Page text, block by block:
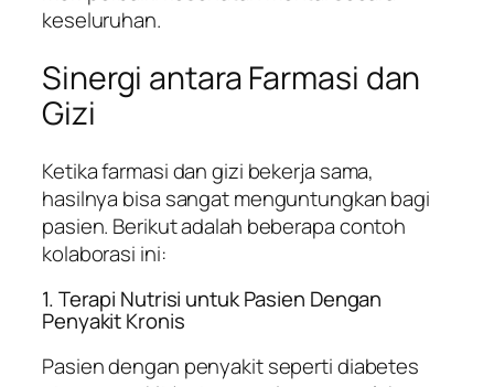
keseluruhan.
Sinergi antara Farmasi dan
Gizi
Ketika farmasi dan gizi bekerja sama,
hasilnya bisa sangat menguntungkan bagi
pasien. Berikut adalah beberapa contoh
kolaborasi ini:
1. Terapi Nutrisi untuk Pasien Dengan
Penyakit Kronis
Pasien dengan penyakit seperti diabetes